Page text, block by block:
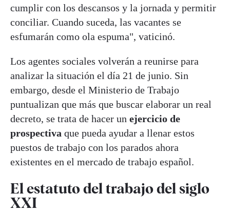
cumplir con los descansos y la jornada y permitir
conciliar. Cuando suceda, las vacantes se
esfumarán como ola espuma", vaticinó.
Los agentes sociales volverán a reunirse para
analizar la situación el día 21 de junio. Sin
embargo, desde el Ministerio de Trabajo
puntualizan que más que buscar elaborar un real
decreto, se trata de hacer un ejercicio de
prospectiva que pueda ayudar a llenar estos
puestos de trabajo con los parados ahora
existentes en el mercado de trabajo español.
El estatuto del trabajo del siglo
XXI